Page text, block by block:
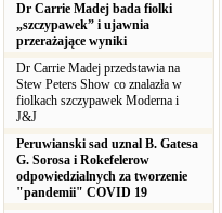
Dr Carrie Madej bada fiolki
„szczypawek” i ujawnia
przerażające wyniki
Dr Carrie Madej przedstawia na
Stew Peters Show co znalazła w
fiolkach szczypawek Moderna i
J&J
Peruwianski sad uznal B. Gatesa
G. Sorosa i Rokefelerow
odpowiedzialnych za tworzenie
"pandemii" COVID 19